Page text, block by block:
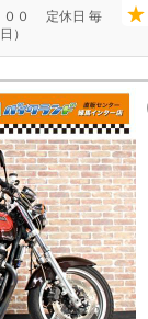
０ 定休日 毎
）